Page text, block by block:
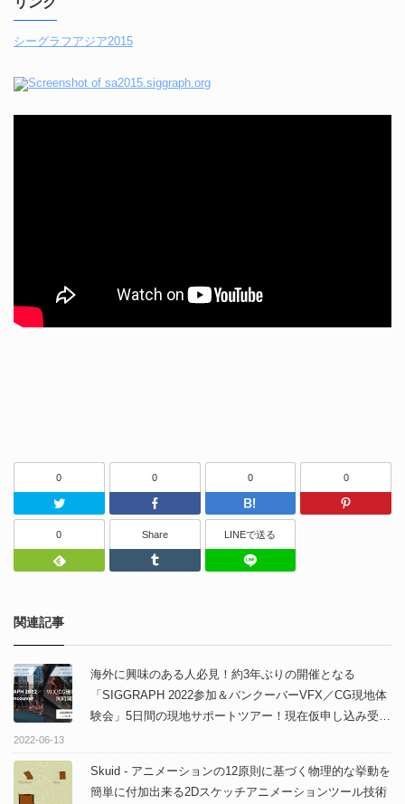
シーグラフアジア2015
0
Twitter
0
Facebook
0
はてなブッ
0
0
Feedly
Share
Tumblr
LINEで送る
関連記事
海外に興味のある人必見！約3年ぶりの開催となる
「SIGGRAPH 2022参加＆バンクーバーVFX／CG現地体
験会」5日間の現地サポートツアー！現在仮申し込み受付
2022-06-13
Skuid - アニメーションの12原則に基づく物理的な挙動を
簡単に付加出来る2Dスケッチアニメーションツール技術